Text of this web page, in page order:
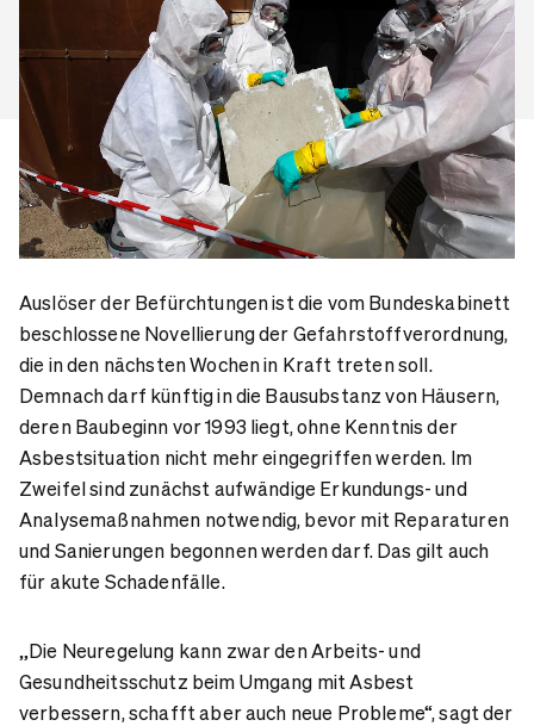
Auslöser der Befürchtungen ist die vom Bundeskabinett
beschlossene Novellierung der Gefahrstoffverordnung,
die in den nächsten Wochen in Kraft treten soll.
Demnach darf künftig in die Bausubstanz von Häusern,
deren Baubeginn vor 1993 liegt, ohne Kenntnis der
Asbestsituation nicht mehr eingegriffen werden. Im
Zweifel sind zunächst aufwändige Erkundungs- und
Analysemaßnahmen notwendig, bevor mit Reparaturen
und Sanierungen begonnen werden darf. Das gilt auch
für akute Schadenfälle.
„Die Neuregelung kann zwar den Arbeits- und
Gesundheitsschutz beim Umgang mit Asbest
verbessern, schafft aber auch neue Probleme“, sagt der